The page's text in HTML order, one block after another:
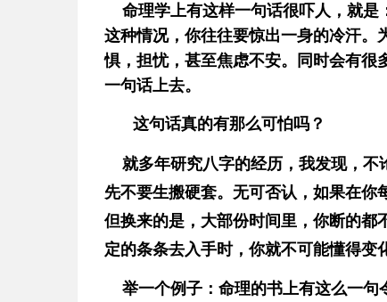
命理学上有这样一句话很吓人，就是
这种情况，你往往要惊出一身的冷汗。
惧，担忧，甚至焦虑不安。同时会有很
一句话上去。
这句话真的有那么可怕吗？
就多年研究八字的经历，我发现，不
先不要生搬硬套。无可否认，如果在你
但换来的是，大部份时间里，你断的都
定的条条去入手时，你就不可能懂得变
举一个例子：命理的书上有这么一句